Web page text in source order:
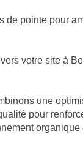
de pointe pour
votre site à
une
pour
organique